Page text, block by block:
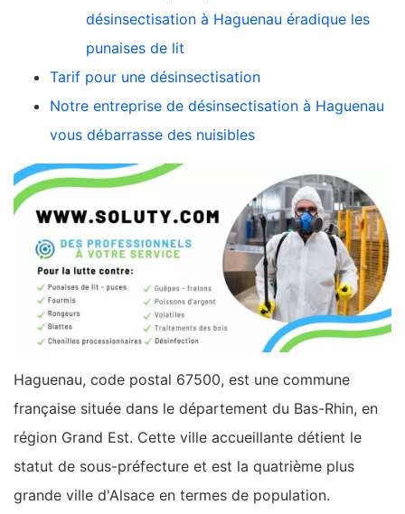
désinsectisation à Haguenau éradique les
punaises de lit
Tarif pour une désinsectisation
Notre entreprise de désinsectisation à Haguenau
vous débarrasse des nuisibles
Haguenau, code postal 67500, est une commune
française située dans le département du Bas-Rhin, en
région Grand Est. Cette ville accueillante détient le
statut de sous-préfecture et est la quatrième plus
grande ville d'Alsace en termes de population.